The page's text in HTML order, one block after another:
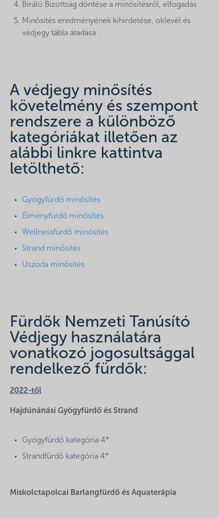
Bíráló Bizottság döntése a minősítésről, elfogadás
Minősítés eredményének kihirdetése, oklevél és
védjegy tábla átadása
A védjegy minősítés
követelmény és szempont
rendszere a különböző
kategóriákat illetően az
alábbi linkre kattintva
letölthető:
Gyógyfürdő minősítés
Élményfürdő minősítés
Wellnessfürdő minősítés
Strand minősítés
Uszoda minősítés
Fürdők Nemzeti Tanúsító
Védjegy használatára
vonatkozó jogosultsággal
rendelkező fürdők:
2022-től
Hajdúnánási Gyógyfürdő és Strand
Gyógyfürdő kategória 4*
Strandfürdő kategória 4*
Miskolctapolcai Barlangfürdő és Aquaterápia